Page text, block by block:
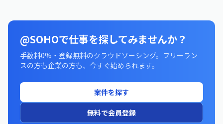
@SOHOで仕事を探してみませんか？
手数料0%・登録無料のクラウドソーシング。フリーラン
スの方も企業の方も、今すぐ始められます。
案件を探す
無料で会員登録